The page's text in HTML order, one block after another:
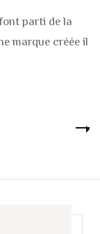
parti de la
marque créée il